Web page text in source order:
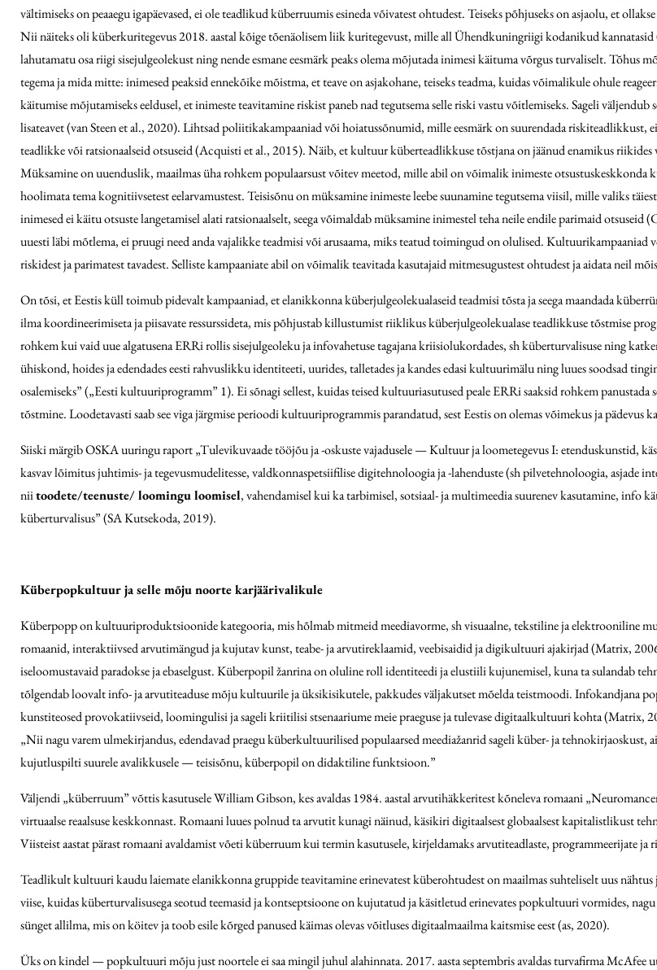
vältimiseks on peaaegu igapäevased, ei ole teadlikud küberruumis esineda võivatest ohtudest. Teiseks põhjuseks on asjaolu, et
Nii näiteks oli küberkuritegevus 2018. aastal kõige tõenäolisem liik kuritegevust, mille all Ühendkuningriigi kodanikud
lahutamatu osa riigi sisejulgeolekust ning nende esmane eesmärk peaks olema mõjutada inimesi käituma võrgus turvaliselt. Tõhus
tegema ja mida mitte: inimesed peaksid ennekõike mõistma, et teave on asjakohane, teiseks teadma, kuidas võimalikule ohule
käitumise mõjutamiseks eeldusel, et inimeste teavitamine riskist paneb nad tegutsema selle riski vastu võitlemiseks. Sageli
lisateavet (van Steen et al., 2020). Lihtsad poliitikakampaaniad või hoiatussõnumid, mille eesmärk on suurendada riskiteadlikkust,
teadlikke või ratsionaalseid otsuseid (Acquisti et al., 2015). Näib, et kultuur küberteadlikkuse tõstjana on jäänud enamikus
Müksamine on uuenduslik, maailmas üha rohkem populaarsust võitev meetod, mille abil on võimalik inimeste
hoolimata tema kognitiivsetest eelarvamustest. Teisisõnu on müksamine inimeste leebe suunamine tegutsema viisil, mille valiks
inimesed ei käitu otsuste langetamisel alati ratsionaalselt, seega võimaldab müksamine inimestel teha neile endile parimaid
uuesti läbi mõtlema, ei pruugi need anda vajalikke teadmisi või arusaama, miks teatud toimingud on olulised. Kultuurikampaaniad
riskidest ja parimatest tavadest. Selliste kampaaniate abil on võimalik teavitada kasutajaid mitmesugustest ohtudest ja aidata neil
On tõsi, et Eestis küll toimub pidevalt kampaaniad, et elanikkonna küberjulgeolekualaseid teadmisi tõsta ja seega maandada
ilma koordineerimiseta ja piisavate ressurssideta, mis põhjustab killustumist riiklikus küberjulgeolekualase teadlikkuse tõstmise
rohkem kui vaid uue algatusena ERRi rollis sisejulgeoleku ja infovahetuse tagajana kriisiolukordades, sh küberturvalisuse ning
ühiskond, hoides ja edendades eesti rahvuslikku identiteeti, uurides, talletades ja kandes edasi kultuurimälu ning luues soodsad
osalemiseks” („Eesti kultuuriprogramm” 1). Ei sõnagi sellest, kuidas teised kultuuriasutused peale ERRi saaksid rohkem
tõstmine. Loodetavasti saab see viga järgmise perioodi kultuuriprogrammis parandatud, sest Eestis on olemas võimekus ja
Siiski märgib OSKA uuringu raport „Tulevikuvaade tööjõu ja -oskuste vajadusele — Kultuur ja loometegevus I: etenduskunstid,
kasvav lõimitus juhtimis- ja tegevusmudelitesse, valdkonnaspetsiifilise digitehnoloogia ja -lahenduste (sh pilvetehnoloogia, asjade
niitoodete/teenuste/ loomingu loomisel, vahendamisel kui ka tarbimisel, sotsiaal- ja multimeedia suurenev kasutamine, info
küberturvalisus” (SA Kutsekoda, 2019).
Küberpopkultuur ja selle mõju noorte karjäärivalikule
Küberpopp on kultuuriproduktsioonide kategooria, mis hõlmab mitmeid meediavorme, sh visuaalne, tekstiline ja elektrooniline
romaanid, interaktiivsed arvutimängud ja kujutav kunst, teabe- ja arvutireklaamid, veebisaidid ja digikultuuri ajakirjad (Matrix,
iseloomustavaid paradokse ja ebaselgust. Küberpopil žanrina on oluline roll identiteedi ja elustiili kujunemisel, kuna ta sulandab
tõlgendab loovalt info- ja arvutiteaduse mõju kultuurile ja üksikisikutele, pakkudes väljakutset mõelda teistmoodi. Infokandjana
kunstiteosed provokatiivseid, loomingulisi ja sageli kriitilisi stsenaariume meie praeguse ja tulevase digitaalkultuuri kohta
„Nii nagu varem ulmekirjandus, edendavad praegu küberkultuurilised populaarsed meediažanrid sageli küber- ja
kujutluspilti suurele avalikkusele — teisisõnu, küberpopil on didaktiline funktsioon.”
Väljendi „küberruum” võttis kasutusele William Gibson, kes avaldas 1984. aastal arvutihäkkeritest kõneleva romaani
virtuaalse reaalsuse keskkonnast. Romaani luues polnud ta arvutit kunagi näinud, käsikiri digitaalsest globaalsest kapitalistlikust
Viisteist aastat pärast romaani avaldamist võeti küberruum kui termin kasutusele, kirjeldamaks arvutiteadlaste, programmeerijate
Teadlikult kultuuri kaudu laiemate elanikkonna gruppide teavitamine erinevatest küberohtudest on maailmas suhteliselt uus
viise, kuidas küberturvalisusega seotud teemasid ja kontseptsioone on kujutatud ja käsitletud erinevates popkultuuri vormides,
sünget allilma, mis on köitev ja toob esile kõrged panused käimas olevas võitluses digitaalmaailma kaitsmise eest (as, 2020).
Üks on kindel — popkultuuri mõju just noortele ei saa mingil juhul alahinnata. 2017. aasta septembris avaldas turvafirma McAfee